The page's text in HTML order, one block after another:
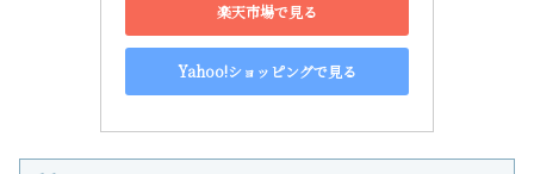
楽天市場で見る
Yahoo!ショッピングで見る